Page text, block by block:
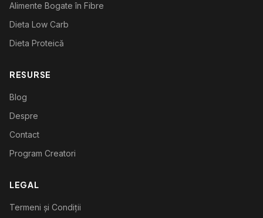
Alimente Bogate în Fibre
Dieta Low Carb
Dieta Proteică
RESURSE
Blog
Despre
Contact
Program Creatori
LEGAL
Termeni și Condiții